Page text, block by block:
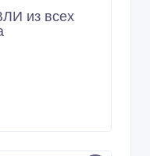
из всех